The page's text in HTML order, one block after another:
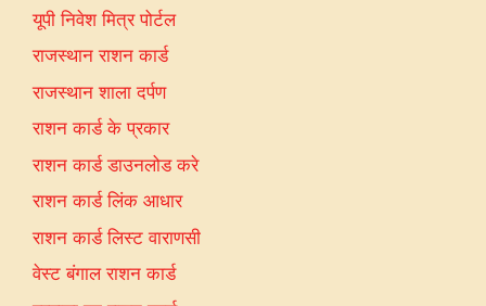
यूपी निवेश मित्र पोर्टल
राजस्थान राशन कार्ड
राजस्थान शाला दर्पण
राशन कार्ड के प्रकार
राशन कार्ड डाउनलोड करे
राशन कार्ड लिंक आधार
राशन कार्ड लिस्ट वाराणसी
वेस्ट बंगाल राशन कार्ड